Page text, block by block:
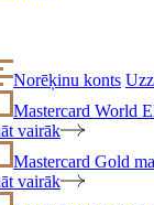
Norēķinu konts
Mastercard World
vairāk
Mastercard Gold
vairāk